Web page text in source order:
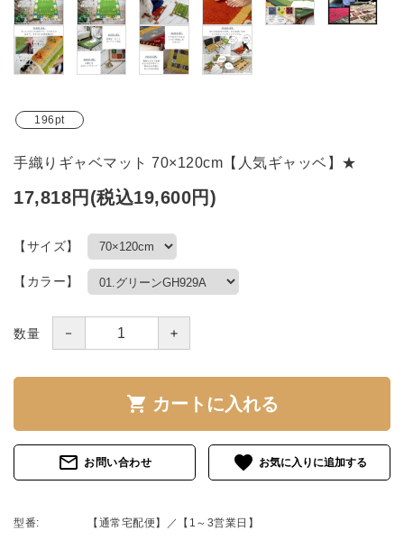
196pt
手織りギャベマット 70×120cm【人気ギャッベ】★
17,818円(税込19,600円)
【サイズ】
【カラー】
数量 － ＋
shopping_cart カートに入れる
mail_outline お問い合わせ favorite
型番: 【通常宅配便】／【1～3営業日】